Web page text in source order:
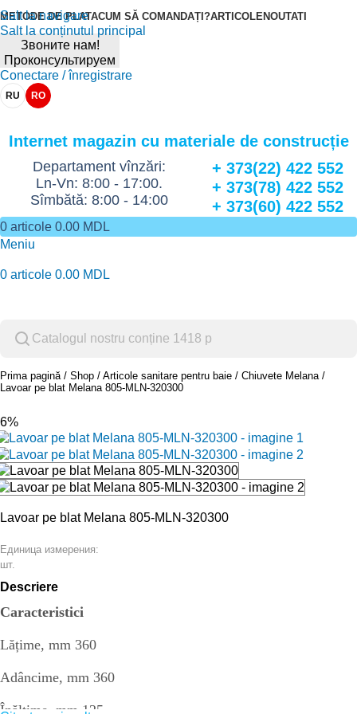
Salt la navigare
Salt la conținutul principal
METODE DE PLATACUM SĂ COMANDAȚI?ARTICOLENOUTATI
Звоните нам!
Проконсультируем
Conectare / înregistrare
RU RO
Internet magazin cu materiale de construcție
Departament vînzări:
Ln-Vn: 8:00 - 17:00.
Sîmbătă: 8:00 - 14:00
+ 373(22) 422 552
+ 373(78) 422 552
+ 373(60) 422 552
0 articole 0.00 MDL
Meniu
0 articole 0.00 MDL
Prima pagină Shop Articole sanitare pentru baie
Chiuvete Melana
Lavoar pe blat Melana 805-MLN-320300
Lavoar pe blat Melana 805-MLN-320300
Единица измерения:
шт.
Descriere
Caracteristici
Lățime, mm 360
Adâncime, mm 360
Înălțime, mm 125